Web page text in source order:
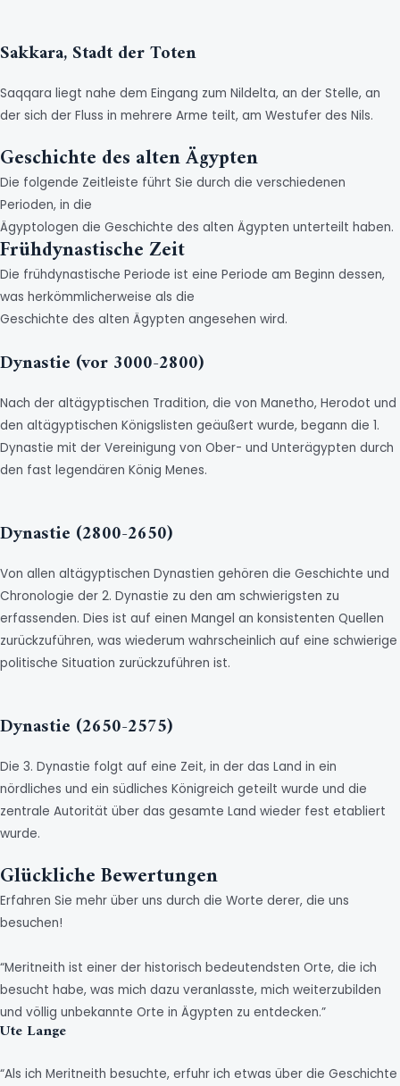
Sakkara, Stadt der Toten
Saqqara liegt nahe dem Eingang zum Nildelta, an der Stelle, an
der sich der Fluss in mehrere Arme teilt, am Westufer des Nils.
Geschichte des alten Ägypten
Die folgende Zeitleiste führt Sie durch die verschiedenen
Perioden, in die
Ägyptologen die Geschichte des alten Ägypten unterteilt haben.
Frühdynastische Zeit
Die frühdynastische Periode ist eine Periode am Beginn dessen,
was herkömmlicherweise als die
Geschichte des alten Ägypten angesehen wird.
Dynastie (vor 3000-2800)
Nach der altägyptischen Tradition, die von Manetho, Herodot und
den altägyptischen Königslisten geäußert wurde, begann die 1.
Dynastie mit der Vereinigung von Ober- und Unterägypten durch
den fast legendären König Menes.
Dynastie (2800-2650)
Von allen altägyptischen Dynastien gehören die Geschichte und
Chronologie der 2. Dynastie zu den am schwierigsten zu
erfassenden. Dies ist auf einen Mangel an konsistenten Quellen
zurückzuführen, was wiederum wahrscheinlich auf eine schwierige
politische Situation zurückzuführen ist.
Dynastie (2650-2575)
Die 3. Dynastie folgt auf eine Zeit, in der das Land in ein
nördliches und ein südliches Königreich geteilt wurde und die
zentrale Autorität über das gesamte Land wieder fest etabliert
wurde.
Glückliche Bewertungen
Erfahren Sie mehr über uns durch die Worte derer, die uns
besuchen!
“Meritneith ist einer der historisch bedeutendsten Orte, die ich
besucht habe, was mich dazu veranlasste, mich weiterzubilden
und völlig unbekannte Orte in Ägypten zu entdecken.”
Ute Lange
“Als ich Meritneith besuchte, erfuhr ich etwas über die Geschichte